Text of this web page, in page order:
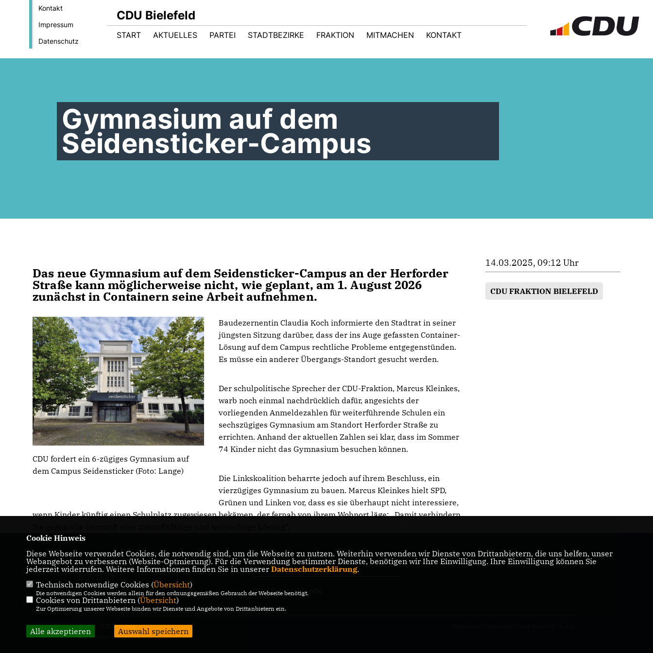
Kontakt
Impressum
Datenschutz
CDU Bielefeld
START AKTUELLES PARTEI STADTBEZIRKE FRAKTION MITMACHEN KONTAKT
Gymnasium auf dem
Seidensticker-Campus
Das neue Gymnasium auf dem Seidensticker-Campus an der Herforder
Straße kann möglicherweise nicht, wie geplant, am 1. August 2026
zunächst in Containern seine Arbeit aufnehmen.
CDU fordert ein 6-zügiges Gymnasium auf
dem Campus Seidensticker (Foto: Lange)
Baudezernentin Claudia Koch informierte den Stadtrat in seiner
jüngsten Sitzung darüber, dass der ins Auge gefassten Container-
Lösung auf dem Campus rechtliche Probleme entgegenstünden.
Es müsse ein anderer Übergangs-Standort gesucht werden.
Der schulpolitische Sprecher der CDU-Fraktion, Marcus Kleinkes,
warb noch einmal nachdrücklich dafür, angesichts der
vorliegenden Anmeldezahlen für weiterführende Schulen ein
sechszügiges Gymnasium am Standort Herforder Straße zu
errichten. Anhand der aktuellen Zahlen sei klar, dass im Sommer
74 Kinder nicht das Gymnasium besuchen können.
Die Linkskoalition beharrte jedoch auf ihrem Beschluss, ein
vierzügiges Gymnasium zu bauen. Marcus Kleinkes hielt SPD,
Grünen und Linken vor, dass es sie überhaupt nicht interessiere,
wenn Kinder künftig einen Schulplatz zugewiesen bekämen, der fernab von ihrem Wohnort läge: „Damit verhindern
14.03.2025, 09:12 Uhr
CDU FRAKTION BIELEFELD
IMPRESSUM
DATENSCHUTZ
CDU Nordrhein-Westfalen
CDU Deutschlands
@2026 CDU Bielefeld
Alle Rechte vorbehalten.
Cookie Hinweis
Diese Webseite verwendet Cookies, die notwendig sind, um die Webseite zu nutzen. Weiterhin verwenden wir Dienste von Drittanbietern, die uns helfen, unser
Webangebot zu verbessern (Website-Optmierung). Für die Verwendung bestimmter Dienste, benötigen wir Ihre Einwilligung. Ihre Einwilligung können Sie
jederzeit widerrufen. Weitere Informationen finden Sie in unserer Datenschutzerklärung.
Technisch notwendige Cookies (Übersicht)
Die notwendigen Cookies werden allein für den ordnungsgemäßen Gebrauch der Webseite benötigt.
Cookies von Drittanbietern (Übersicht)
Zur Optimierung unserer Webseite binden wir Dienste und Angebote von Drittanbietern ein.
Alle akzeptieren Auswahl speichern